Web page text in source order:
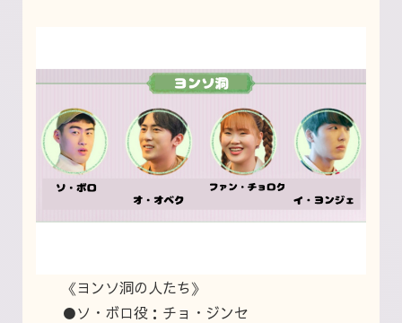
《ヨンソ洞の人たち》
●ソ・ボロ役：チョ・ジンセ